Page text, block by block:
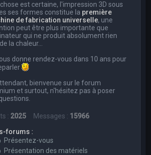
est certaine, l'impression 3D sous
ses formes constitue la première
de fabrication universelle, une
peut être plus importante que
qui ne produit absolument rien
la chaleur...
donne rendez-vous dans 10 ans pour
bienvenue sur le forum
et surtout, n'hésitez pas à poser
: 2025 Messages : 15966
forums :
Présentez-vous
Présentation des matériels